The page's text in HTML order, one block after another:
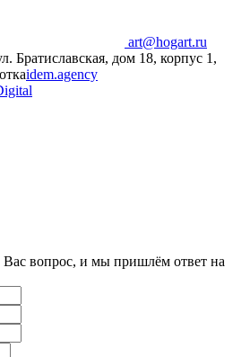
art@hogart.ru
Братиславская, дом 18, корпус 1,
idem.agency
вопрос, и мы пришлём ответ на